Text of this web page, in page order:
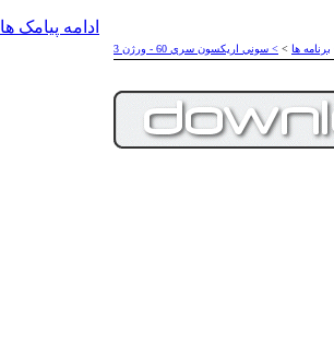
ادامه پیامک ها
برنامه ها > > سوني اريكسون سري 60 - ورژن 3